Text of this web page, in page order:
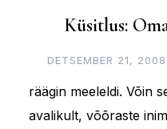
Küsitlus:
DETSEMBER 21, 2008
räägin meeleldi. Võin
avalikult, võõraste